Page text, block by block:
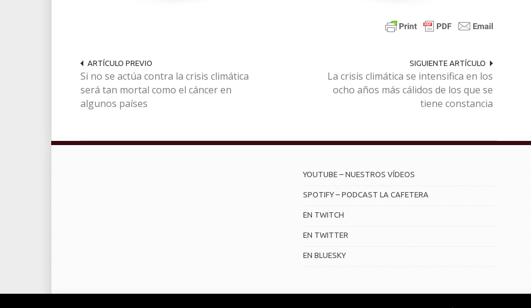
ARTÍCULO PREVIO
Si no se actúa contra la crisis climática
será tan mortal como el cáncer en
algunos países
SIGUIENTE ARTÍCULO
La crisis climática se intensifica en los
ocho años más cálidos de los que se
tiene constancia
YOUTUBE – NUESTROS VÍDEOS
SPOTIFY – PODCAST LA CAFETERA
EN TWITCH
EN TWITTER
EN BLUESKY